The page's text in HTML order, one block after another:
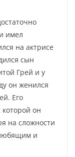
имел
на актрисе
сын
Грей и у
он женился
Его
он
на сложности
и